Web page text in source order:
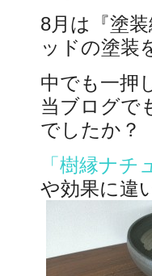
8月は『塗
ッドの塗装
中でも一押
当ブログで
でしたか？
「樹縁ナチ
や効果に違